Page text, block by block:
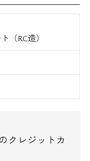
（RC造）
クレジットカ